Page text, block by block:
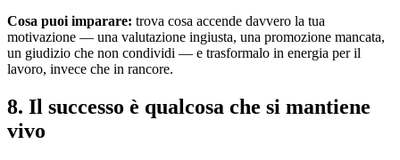
Cosa puoi imparare: trova cosa accende davvero la tua
motivazione — una valutazione ingiusta, una promozione mancata,
un giudizio che non condividi — e trasformalo in energia per il
lavoro, invece che in rancore.
8. Il successo è qualcosa che si mantiene
vivo